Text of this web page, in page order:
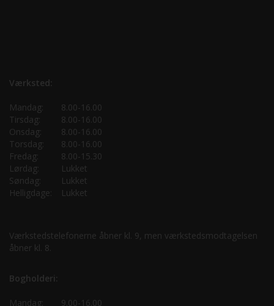
Værksted:
Mandag:
8.00-16.00
Tirsdag:
8.00-16.00
Onsdag:
8.00-16.00
Torsdag:
8.00-16.00
Fredag:
8.00-15.30
Lørdag:
Lukket
Søndag:
Lukket
Helligdage:
Lukket
Værkstedstelefonerne åbner kl. 9, men værkstedsmodtagelsen
åbner kl. 8.
Bogholderi:
Mandag: 9.00-16.00